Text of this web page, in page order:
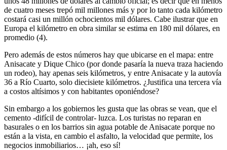
de cuatro meses trepó mil millones más y por lo tanto cada kilómetro
costará casi un millón ochocientos mil dólares. Cabe ilustrar que en
Europa el kilómetro en obra similar se estima en 180 mil dólares, en
promedio (4).
Pero además de estos números hay que ubicarse en el mapa: entre
Anisacate y Dique Chico (por donde pasaría la nueva traza haciendo
un rodeo), hay apenas seis kilómetros, y entre Anisacate y la autovía
36 a Río Cuarto, solo diecisiete kilómetros. ¿Justifica una tercera vía
a costos altísimos y con habitantes oponiéndose?
Sin embargo a los gobiernos les gusta que las obras se vean, que el
cemento -difícil de controlar- luzca. Los turistas no reparan en
basurales o en los barrios sin agua potable de Anisacate porque no
están a la vista, en cambio el asfalto, la velocidad que permite, los
negocios inmobiliarios… ¡ah, eso sí!